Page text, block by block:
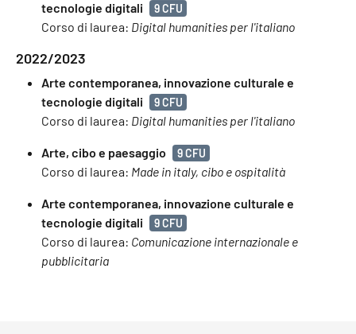
tecnologie digitali
9 CFU
Corso di laurea: Digital humanities per l'italiano
2022/2023
Arte contemporanea, innovazione culturale e
tecnologie digitali
9 CFU
Corso di laurea: Digital humanities per l'italiano
Arte, cibo e paesaggio 9 CFU
Corso di laurea: Made in italy, cibo e ospitalità
Arte contemporanea, innovazione culturale e
tecnologie digitali
9 CFU
Corso di laurea: Comunicazione internazionale e
pubblicitaria